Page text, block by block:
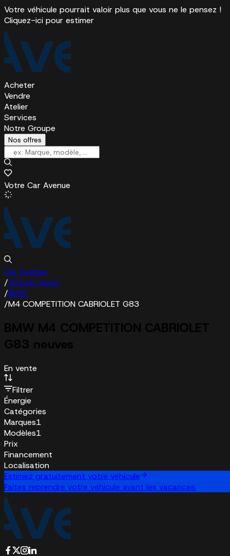
Votre véhicule pourrait valoir plus que vous ne le pensez !
Cliquez-ici pour estimer
Acheter
Vendre
Atelier
Services
Notre Groupe
Nos offres
Votre Car Avenue
Car Avenue
/Voiture neuve
/BMW
/M4 COMPETITION CABRIOLET G83
En vente
Filtrer
Énergie
Catégories
Marques1
Modèles1
Prix
Financement
Localisation
Estimez gratuitement votre véhicule
Faites reprendre votre véhicule avant les vacances.